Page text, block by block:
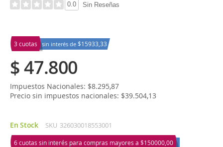
0.0 Sin Reseñas
3 cuotas sin interés de $15933,33
$ 47.800
Impuestos Nacionales: $8.295,87
Precio sin impuestos nacionales: $39.504,13
En Stock SKU 326030018553001
6 cuotas sin interés para compras mayores a $150000,00